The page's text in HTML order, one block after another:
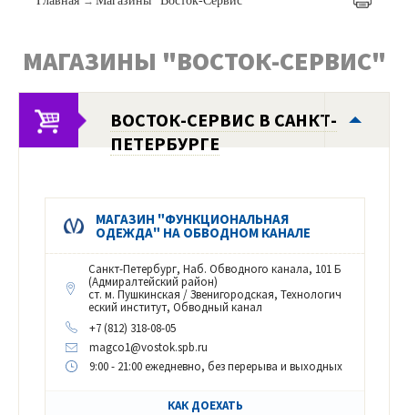
МАГАЗИНЫ "ВОСТОК-СЕРВИС"
ВОСТОК-СЕРВИС В САНКТ-
ПЕТЕРБУРГЕ
МАГАЗИН "ФУНКЦИОНАЛЬНАЯ
ОДЕЖДА" НА ОБВОДНОМ КАНАЛЕ
Санкт-Петербург, Наб. Обводного канала, 101 Б
(Адмиралтейский район)
ст. м. Пушкинская / Звенигородская, Технологич
еский институт, Обводный канал
+7 (812) 318-08-05
magco1@vostok.spb.ru
9:00 - 21:00 ежедневно, без перерыва и выходных
КАК ДОЕХАТЬ